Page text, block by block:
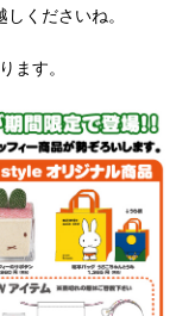
しくださいね。
ます。